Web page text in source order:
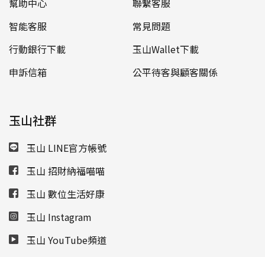
幫助中心
聯繫客服
智能客服
常見問題
行動銀行下載
玉山Wallet下載
申訴信箱
公平待客與顧客關係
玉山社群
玉山 LINE官方帳號
玉山 招財納福喵喵
玉山 數位生活好康
玉山 Instagram
玉山 YouTube頻道